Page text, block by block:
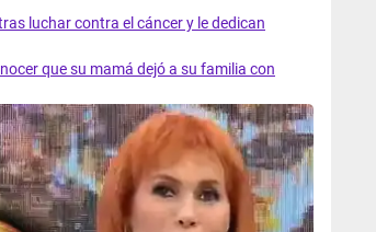
luchar contra el cáncer y le dedican
que su mamá dejó a su familia con